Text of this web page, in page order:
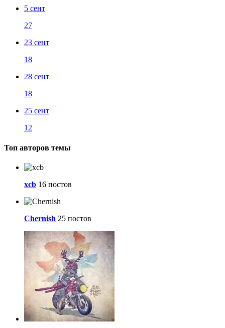
5 сент
27
23 сент
18
28 сент
18
25 сент
12
Топ авторов темы
xcb 16 постов
Chernish 25 постов